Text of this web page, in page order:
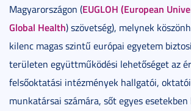
Magyarországon (EUGLOH (European
Global Health) szövetség), melynek
kilenc magas szintű európai egyetem
területen együttműködési lehetőséget az
felsőoktatási intézmények hallgatói,
munkatársai számára, sőt egyes